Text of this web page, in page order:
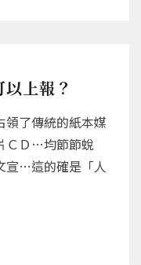
上報？
領了傳統的紙本媒
ＣＤ…均節節蛻
宣…這的確是「人